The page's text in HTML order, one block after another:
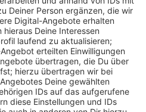
Laborwerte,
und Abrechnungen ihrer
seine ePA hineinschauen
man muss es aber nicht.
eine App der jeweiligen
Tablets oder
einstellen und wer
jeweils festgelegt werden.